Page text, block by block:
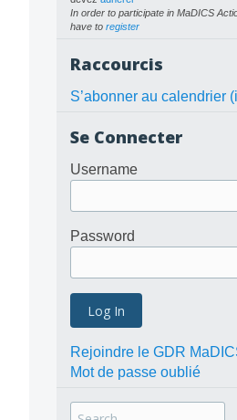
In order to participate in MaDICS
have to register
Raccourcis
S’abonner au calendrier
Se Connecter
Username
Password
Rejoindre le GDR
Mot de passe oublié
Search